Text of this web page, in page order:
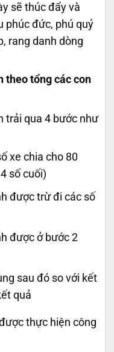
sẽ thúc đẩy và
phúc đức, phú quý
rang danh dòng
theo tổng các con
trải qua 4 bước như
xe chia cho 80
số cuối)
được trừ đi các số
được ở bước 2
sau đó so với kết
quả
thực hiện công